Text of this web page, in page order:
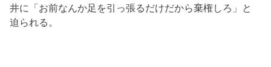
井に「お前なんか足を引っ張るだけだから棄権しろ」と
迫られる。